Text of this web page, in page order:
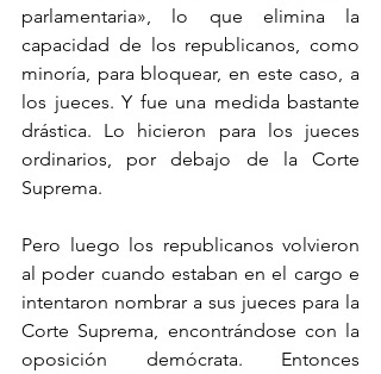
parlamentaria», lo que elimina la
capacidad de los republicanos, como
minoría, para bloquear, en este caso, a
los jueces. Y fue una medida bastante
drástica. Lo hicieron para los jueces
ordinarios, por debajo de la Corte
Suprema.
Pero luego los republicanos volvieron
al poder cuando estaban en el cargo e
intentaron nombrar a sus jueces para la
Corte Suprema, encontrándose con la
oposición demócrata. Entonces